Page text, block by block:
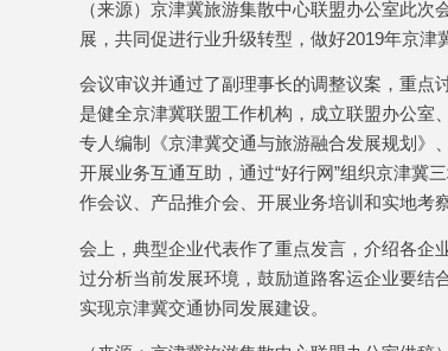
（来源）京津冀旅游集散中心联盟办公室此
展，共同促进行业升级转型，做好2019年京津
会议审议并通过了副理事长的调整议案，重点
是健全京津冀联盟工作机构，成立联盟办公室
专人编制《京津冀交通与旅游融合发展规划》
开展业务互通互助，通过“好行网”组织京津冀
作会议、产品推介会、开展业务培训和实地考
会上，典型企业代表作了重点发言，介绍各企
过分析当前发展环境，鼓励道路客运企业要结
实现京津冀交通协同发展建设。